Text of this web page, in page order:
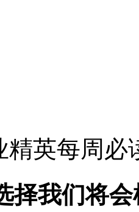
精英每周
择我们将